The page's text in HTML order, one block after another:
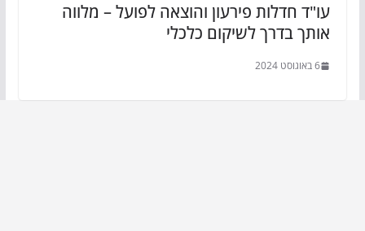
עו"ד חדלות פירעון והוצאה לפועל – מלווה
אותך בדרך לשיקום כלכלי
6 באוגוסט 2024